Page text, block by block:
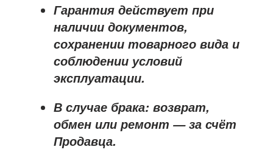
Гарантия действует при
наличии документов,
сохранении товарного вида и
соблюдении условий
эксплуатации.
В случае брака: возврат,
обмен или ремонт —за счёт
Продавца.